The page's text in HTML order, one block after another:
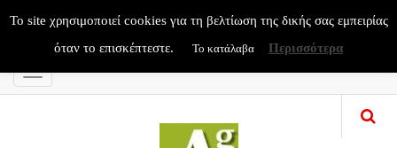
Menu
To site χρησιμοποιεί cookies για τη βελτίωση της δικής σας εμπειρίας
όταν το επισκέπτεστε.
Το κατάλαβα Περισσότερα